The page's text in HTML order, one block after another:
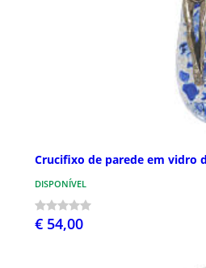
Crucifixo de parede em vidro
DISPONÍVEL
€ 54,00